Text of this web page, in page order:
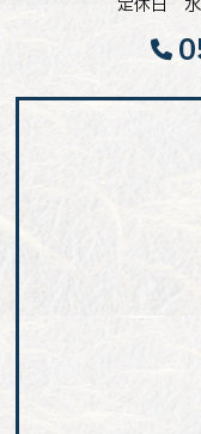
定休日 水